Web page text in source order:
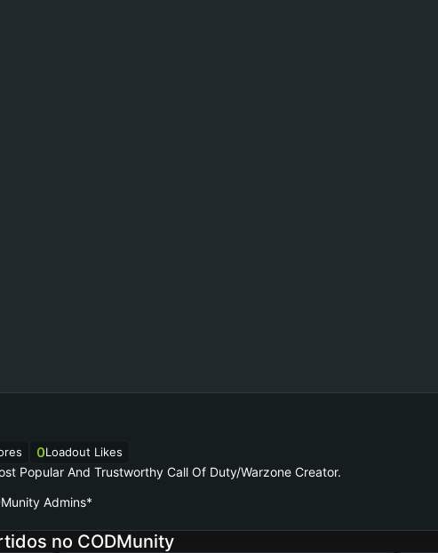
0Loadout Likes
Popular And Trustworthy Call Of Duty/Warzone Creator.
Admins*
no CODMunity